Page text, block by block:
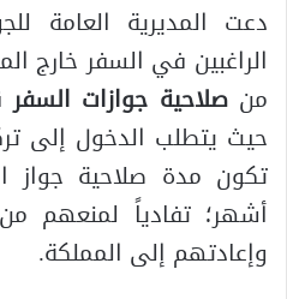
دعت المديرية العامة
الراغبين في السفر خارج
منصلاحية جوازات السفر
حيث يتطلب الدخول إلى
تكون مدة صلاحية
أشهر؛ تفادياً لمنعهم
وإعادتهم إلى المملكة.